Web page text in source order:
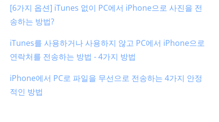
[6가지 옵션] iTunes 없이 PC에서 iPhone으로 사진을 전
송하는 방법?
iTunes를 사용하거나 사용하지 않고 PC에서 iPhone으로
연락처를 전송하는 방법 - 4가지 방법
iPhone에서 PC로 파일을 무선으로 전송하는 4가지 안정
적인 방법